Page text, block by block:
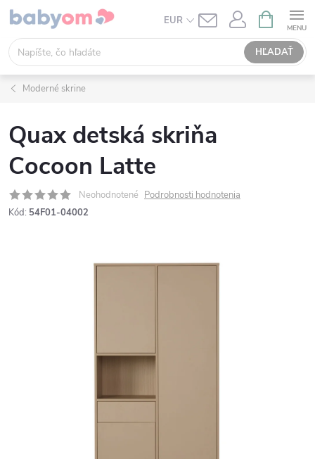
Prejsť
obsah
EUR
HĽADAŤ
KOŠÍK
Moderné skrine
Quax detská skriňa
Cocoon Latte
Neohodnotené Podrobnosti hodnotenia
Kód: 54F01-04002